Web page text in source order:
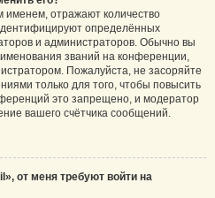
отражают количество
определённых
и администраторов. Обычно вы
званий на конференции,
Пожалуйста, не засоряйте
только для того, чтобы повысить
это запрещено, и модератор
вашего счётчика сообщений.
от меня требуют войти на